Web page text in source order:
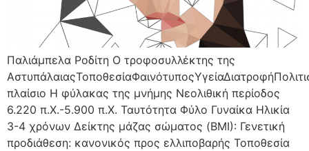
Παλιάμπελα Ροδίτη Ο τροφοσυλλέκτης της
πλαίσιο Η φύλακας της μνήμης Νεολιθική περίοδος
6.220 π.Χ.-5.900 π.Χ. Ταυτότητα Φύλο Γυναίκα Ηλικία
3-4 χρόνων Δείκτης μάζας σώματος (BMI): Γενετική
προδιάθεση: κανονικός προς ελλιποβαρής Τοποθεσία